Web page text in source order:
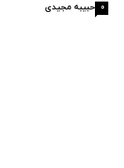
حبیبه مجیدی 0